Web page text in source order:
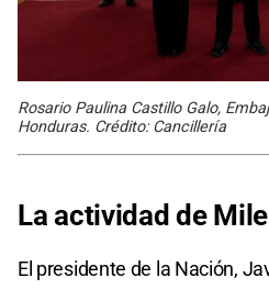
Rosario Paulina Castillo Galo,
Honduras. Crédito: Cancillería
La actividad de
El presidente de la Nación,